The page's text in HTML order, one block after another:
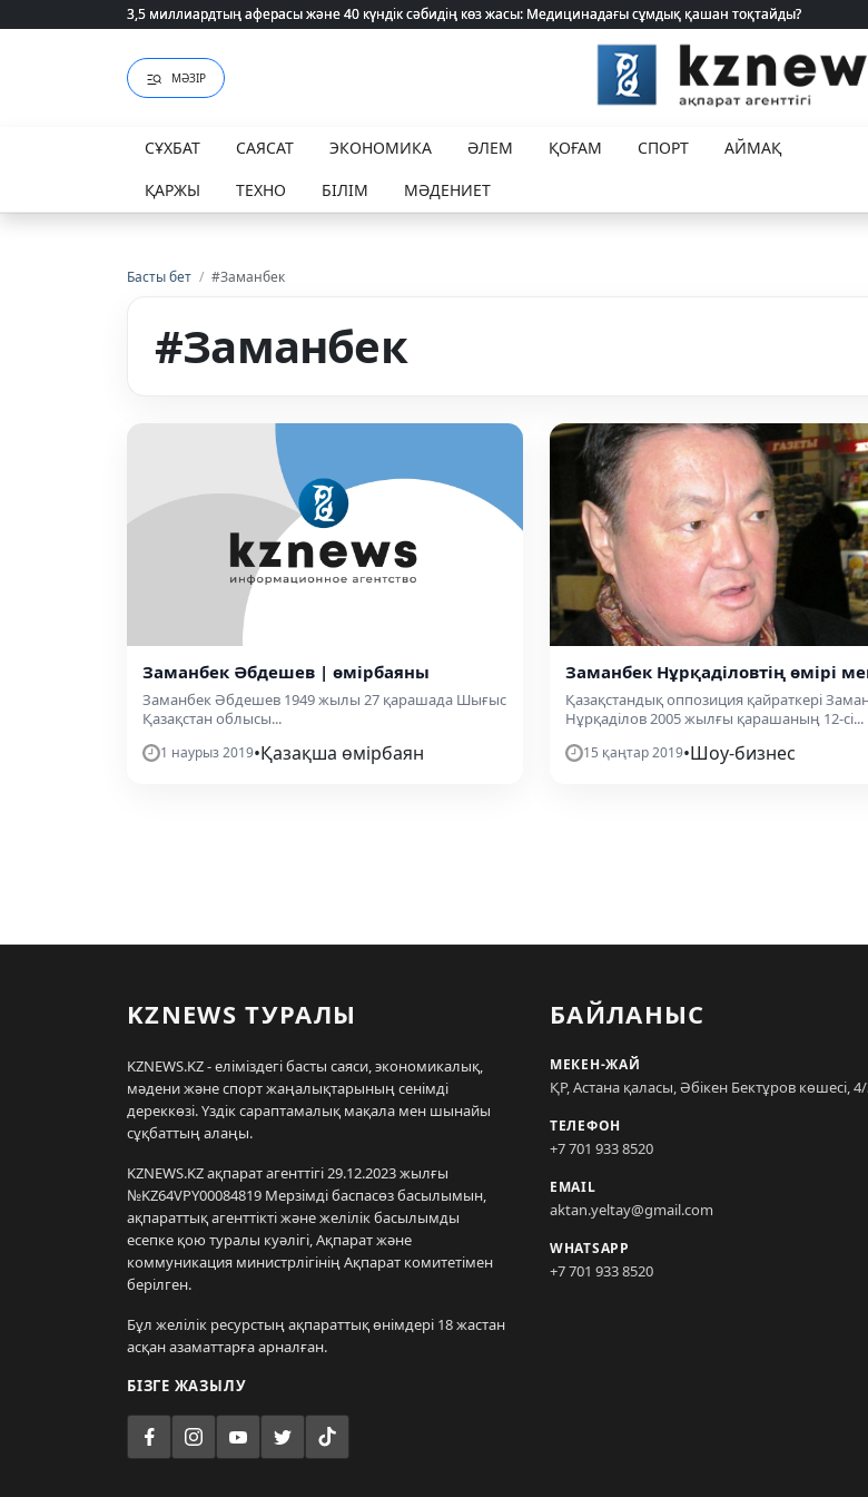
3,5 миллиардтың аферасы және 40 күндік сәбидің көз жасы: Медицинадағы сұмдық қашан тоқтайды?
3,5 миллиардтың аферасы және 40 күндік сәбидің көз жасы: Медицинадағы сұмдық қашан тоқтайды?
МӘЗІР
СҰХБАТ САЯСАТ ЭКОНОМИКА ӘЛЕМ ҚОҒАМ СПОРТ
АЙМАҚ
ҚАРЖЫ
ТЕХНО БІЛІМ МӘДЕНИЕТ
Басты бет / #Заманбек
#Заманбек
Заманбек Әбдешев | өмірбаяны
Заманбек Әбдешев 1949 жылы 27 қарашада Шығыс
Қазақстан облысы...
1 наурыз 2019•Қазақша өмірбаян
Заманбек Нұрқаділовтің өмірі
Қазақстандық оппозиция қайраткері
Нұрқаділов 2005 жылғы қарашаның 12-сі...
15 қаңтар 2019•Шоу-бизнес
KZNEWS ТУРАЛЫ
KZNEWS.KZ - еліміздегі басты саяси, экономикалық,
мәдени және спорт жаңалықтарының сенімді
дереккөзі. Үздік сараптамалық мақала мен шынайы
сұқбаттың алаңы.
KZNEWS.KZ ақпарат агенттігі 29.12.2023 жылғы
№KZ64VPY00084819 Мерзімді баспасөз басылымын,
ақпараттық агенттікті және желілік басылымды
есепке қою туралы куәлігі, Ақпарат және
коммуникация министрлігінің Ақпарат комитетімен
берілген.
Бұл желілік ресурстың ақпараттық өнімдері 18 жастан
асқан азаматтарға арналған.
БІЗГЕ ЖАЗЫЛУ
БАЙЛАНЫС
МЕКЕН-ЖАЙ
ҚР, Астана қаласы, Әбікен Бектұров көшесі,
ТЕЛЕФОН
+7 701 933 8520
EMAIL
aktan.yeltay@gmail.com
WHATSAPP
+7 701 933 8520